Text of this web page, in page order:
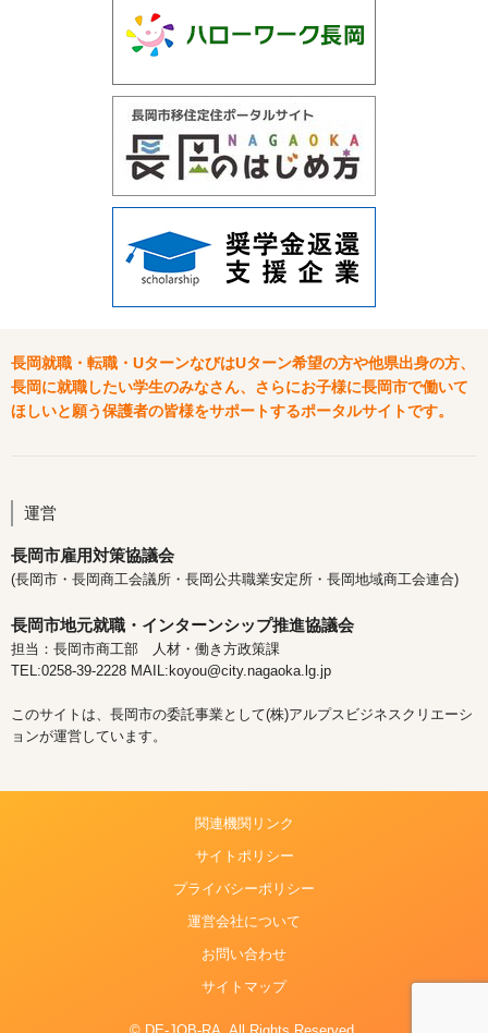
長岡就職・転職・UターンなびはUターン希望の方や他県出身の方、
長岡に就職したい学生のみなさん、さらにお子様に長岡市で働いて
ほしいと願う保護者の皆様をサポートするポータルサイトです。
運営
長岡市雇用対策協議会
(長岡市・長岡商工会議所・長岡公共職業安定所・長岡地域商工会連合)
長岡市地元就職・インターンシップ推進協議会
担当：長岡市商工部 人材・働き方政策課
TEL:0258-39-2228 MAIL:koyou@city.nagaoka.lg.jp
このサイトは、長岡市の委託事業として(株)アルプスビジネスクリエーシ
ョンが運営しています。
関連機関リンク
サイトポリシー
プライバシーポリシー
運営会社について
お問い合わせ
サイトマップ